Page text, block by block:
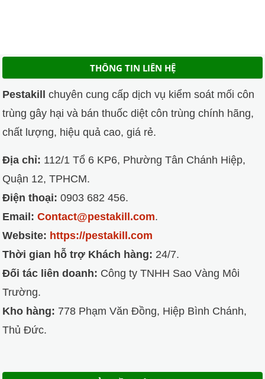
THÔNG TIN LIÊN HỆ
Pestakill
chuyên cung cấp dịch vụ kiểm soát mối côn
trùng gây hại và bán thuốc diệt côn trùng chính hãng,
chất lượng, hiệu quả cao, giá rẻ.
Địa chỉ: 112/1 Tổ 6 KP6, Phường Tân Chánh Hiệp,
Quận 12, TPHCM.
Điện thoại: 0903 682 456.
Email: Contact@pestakill.com.
Website: https://pestakill.com
Thời gian hỗ trợ Khách hàng: 24/7.
Đối tác liên doanh: Công ty TNHH Sao Vàng Môi
Trường.
Kho hàng: 778 Phạm Văn Đồng, Hiệp Bình Chánh,
Thủ Đức.